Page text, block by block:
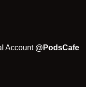
Account @PodsCafe